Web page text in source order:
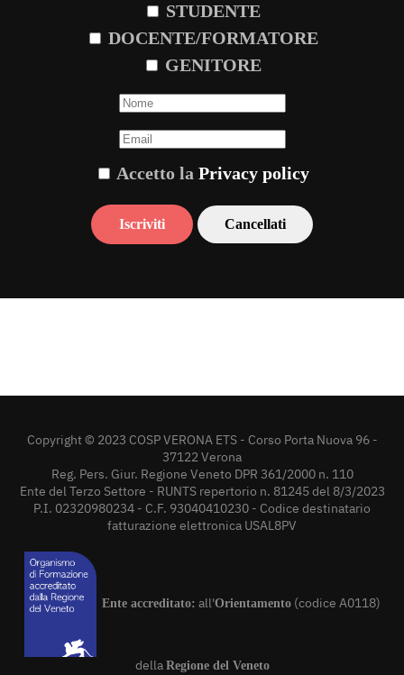
STUDENTE
DOCENTE/FORMATORE
GENITORE
Accetto la Privacy policy
Copyright © 2023 COSP VERONA ETS - Corso Porta Nuova 96 -
37122 Verona
Reg. Pers. Giur. Regione Veneto DPR 361/2000 n. 110
Ente del Terzo Settore - RUNTS repertorio n. 81245 del 8/3/2023
P.I. 02320980234 - C.F. 93040410230 - Codice destinatario
fatturazione elettronica USAL8PV
Ente accreditato: all'Orientamento(codice A0118)
della Regione del Veneto